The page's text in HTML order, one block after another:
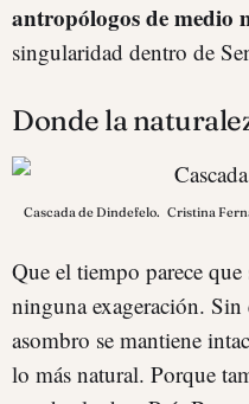
antropólogos de medio
singularidad dentro de
Donde la
Cascada de Dindefelo. Cristina
Que el tiempo parece
ninguna exageración.
asombro se mantiene
lo más natural. Porque